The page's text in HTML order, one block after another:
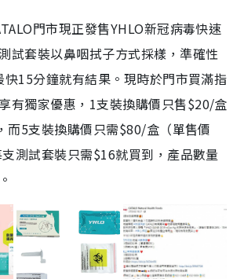
門市現正發售YHLO新冠病毒快速
試套裝以鼻咽拭子方式採樣，準確性
15分鐘就有結果。現時於門市買滿指
有獨家優惠，1支裝換購價只售$20/盒
而5支裝換購價只需$80/盒（單售價
測試套裝只需$16就買到，產品數量